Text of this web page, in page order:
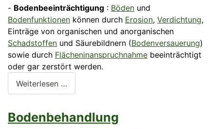
- Bodenbeeinträchtigung : Böden und
Bodenfunktionen können durch Erosion, Verdichtung,
Einträge von organischen und anorganischen
Schadstoffen und Säurebildnern (Bodenversauerung)
sowie durch Flächeninanspruchnahme beeinträchtigt
oder gar zerstört werden.
Weiterlesen …
Bodenbehandlung